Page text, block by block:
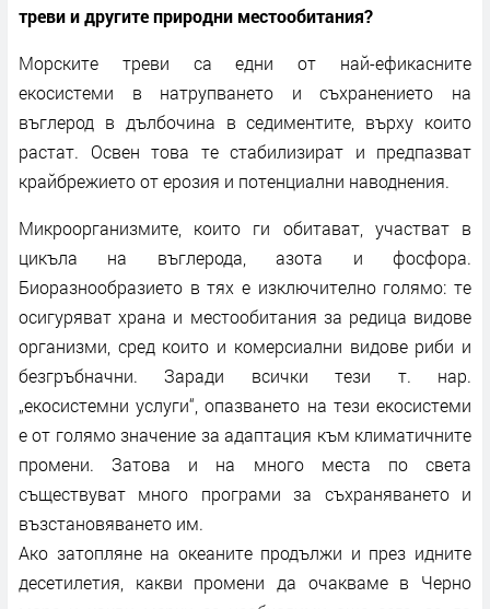
треви и другите природни местообитания?
Морските треви са едни от най-ефикасните
екосистеми в натрупването и съхранението на
въглерод в дълбочина в седиментите, върху които
растат. Освен това те стабилизират и предпазват
крайбрежието от ерозия и потенциални наводнения.
Микроорганизмите, които ги обитават, участват в
цикъла на въглерода, азота и фосфора.
Биоразнообразието в тях е изключително голямо: те
осигуряват храна и местообитания за редица видове
организми, сред които и комерсиални видове риби и
безгръбначни. Заради всички тези т. нар.
„екосистемни услуги“, опазването на тези екосистеми
е от голямо значение за адаптация към климатичните
промени. Затова и на много места по света
съществуват много програми за съхраняването и
възстановяването им.
Ако затопляне на океаните продължи и през идните
десетилетия, какви промени да очакваме в Черно